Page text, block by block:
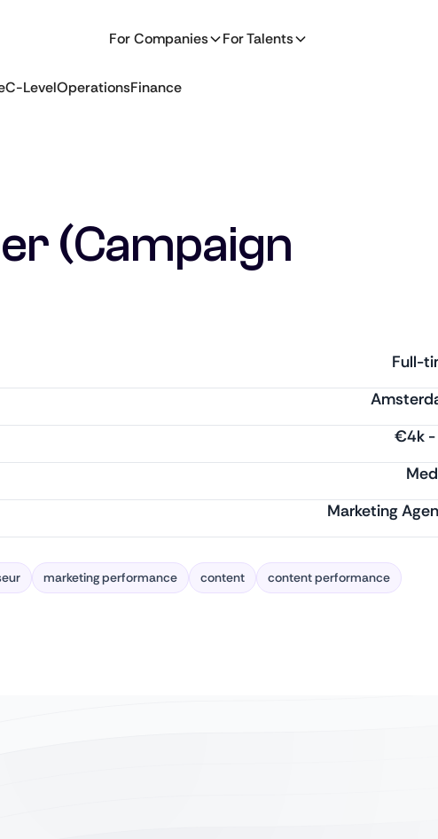
For Companies For Talents
C-LevelOperationsFinance
(Campaign
Full-
€4k -
Marketing
marketing performance content
content performance